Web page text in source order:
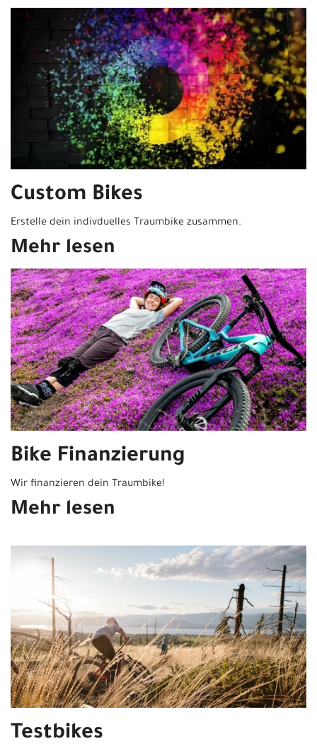
Custom Bikes
Erstelle dein indivduelles Traumbike zusammen.
Mehr lesen
Bike Finanzierung
Wir finanzieren dein Traumbike!
Mehr lesen
Testbikes